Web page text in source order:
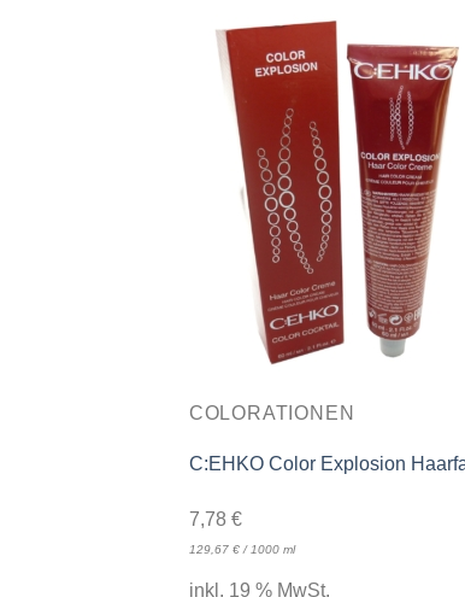
COLORATIONEN
C:EHKO Color Explosion
7,78 €
129,67 €/1000 ml
inkl. 19 % MwSt.